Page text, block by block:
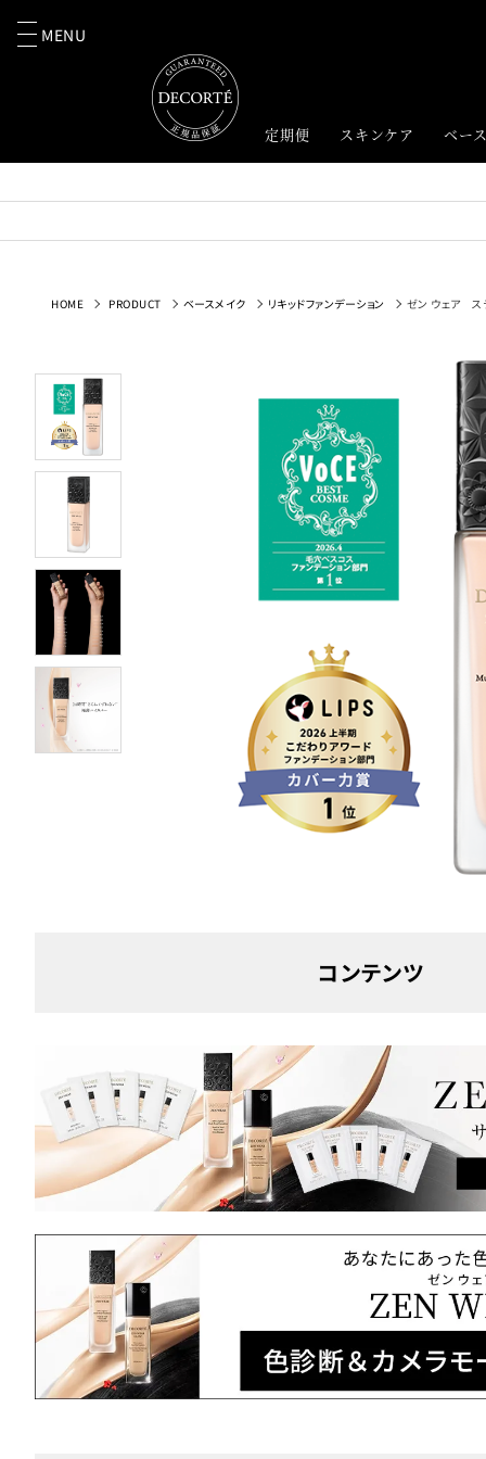
MENU
定期便 スキンケア ベー
HOME PRODUCT ベースメイク リキッドファンデーション ゼン ウェア ス
コンテンツ